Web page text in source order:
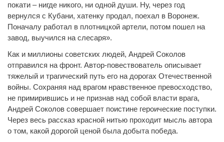
покати – нигде никого, ни одной души. Ну, через год
вернулся с Кубани, хатенку продал, поехал в Воронеж.
Поначалу работал в плотницкой артели, потом пошел на
завод, выучился на слесаря».
Как и миллионы советских людей, Андрей Соколов
отправился на фронт. Автор-повествователь описывает
тяжелый и трагический путь его на дорогах Отечественной
войны. Сохраняя над врагом нравственное превосходство,
не примирившись и не признав над собой власти врага,
Андрей Соколов совершает поистине героические поступки.
Через весь рассказ красной нитью проходит мысль автора
о том, какой дорогой ценой была добыта победа.